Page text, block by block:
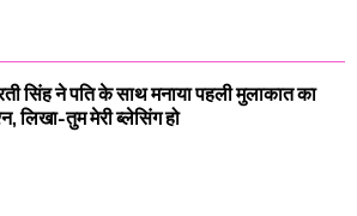
सिंह ने पति के साथ मनाया पहली मुलाकात का
लिखा-तुम मेरी ब्लेसिंग हो